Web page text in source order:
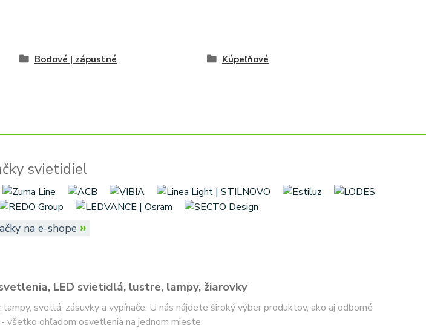
Bodové | zápustné
Kúpeľňové
svietidiel
na e-shope »
LED svietidlá, lustre, lampy, žiarovky
svetlá, zásuvky a vypínače. U nás nájdete široký výber produktov, ako aj odborné
všetko ohľadom osvetlenia na jednom mieste.